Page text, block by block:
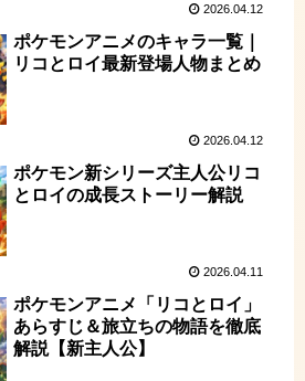
2026.04.12
ポケモンアニメのキャラ一覧｜
リコとロイ最新登場人物まとめ
2026.04.12
ポケモン新シリーズ主人公リコ
とロイの成長ストーリー解説
2026.04.11
ポケモンアニメ「リコとロイ」
あらすじ＆旅立ちの物語を徹底
解説【新主人公】